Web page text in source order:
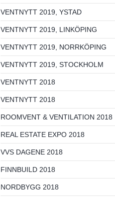
VENTNYTT 2019, YSTAD
VENTNYTT 2019, LINKÖPING
VENTNYTT 2019, NORRKÖPING
VENTNYTT 2019, STOCKHOLM
VENTNYTT 2018
VENTNYTT 2018
ROOMVENT & VENTILATION 2018
REAL ESTATE EXPO 2018
VVS DAGENE 2018
FINNBUILD 2018
NORDBYGG 2018